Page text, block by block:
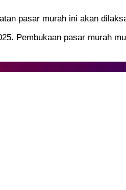
pasar murah ini akan
Pembukaan pasar murah